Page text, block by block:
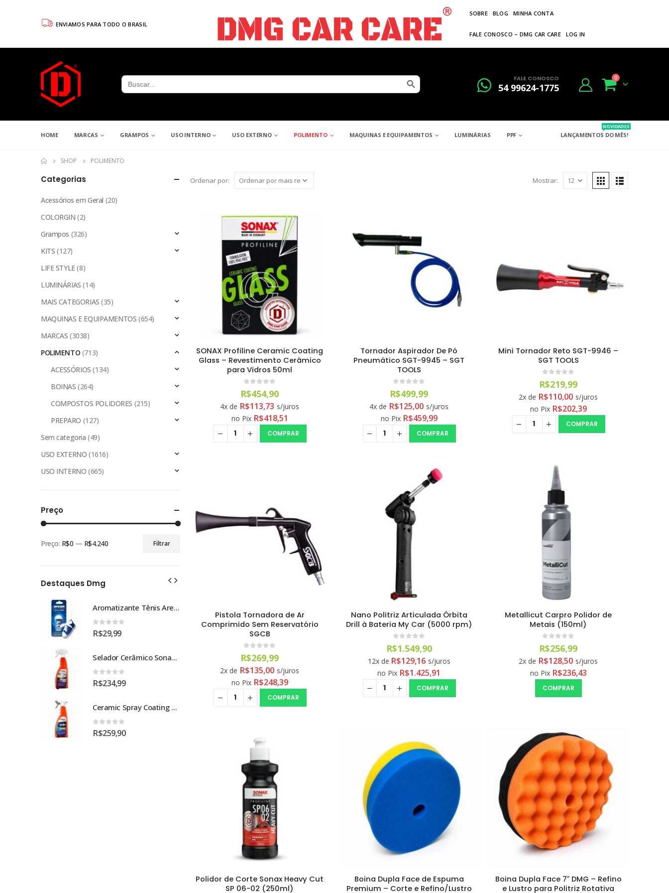
ENVIAMOS PARA TODO O BRASIL
SOBRE BLOG MINHA CONTA
FALE CONOSCO – DMG CAR CARE LOG IN
Search
for:
Search Button FALE CONOSCO
54 99624-1775
0
HOME MARCAS GRAMPOS USO INTERNO USO EXTERNO POLIMENTO MAQUINAS E EQUIPAMENTOS LUMINÁRIAS PPF LANÇAMENTOS DO MÊS!
NOVIDADES
SHOP POLIMENTO
Ordenar por: Mostrar:
SONAX Profiline Ceramic Coating
Glass – Revestimento Cerâmico
para Vidros 50ml
0out of 5
R$454,90
4x de R$113,73 s/juros
no Pix R$418,51
COMPRAR
Tornador Aspirador De Pó
Pneumático SGT-9945 – SGT
TOOLS
0out of 5
R$499,99
4x de R$125,00 s/juros
no Pix R$459,99
COMPRAR
Mini Tornador Reto SGT-9946 –
SGT TOOLS
0out of 5
R$219,99
2x de R$110,00 s/juros
no Pix R$202,39
COMPRAR
Pistola Tornadora de Ar
Comprimido Sem Reservatório
SGCB
0out of 5
R$269,99
2x de R$135,00 s/juros
no Pix R$248,39
COMPRAR
Nano Politriz Articulada Órbita
Drill à Bateria My Car (5000 rpm)
0
R$1.549,90
12x de R$129,16 s/juros
no Pix R$1.425,91
COMPRAR
Metallicut Carpro Polidor de
Metais (150ml)
0out of 5
R$256,99
2x de R$128,50 s/juros
no Pix R$236,43
COMPRAR
Polidor de Corte Sonax Heavy Cut
SP 06-02 (250ml)
Boina Dupla Face de Espuma
Premium – Corte e Refino/Lustro
Boina Dupla Face 7″ DMG – Refino
e Lustro para Politriz Rotativa
Categorias
Acessórios em Geral (20)
COLORGIN (2)
Grampos (326)
KITS (127)
LIFE STYLE(8)
LUMINÁRIAS (14)
MAIS CATEGORIAS (35)
MAQUINAS E EQUIPAMENTOS (654)
MARCAS (3038)
POLIMENTO (713)
ACESSÓRIOS (134)
BOINAS (264)
COMPOSTOS POLIDORES (215)
PREPARO (127)
Sem categoria (49)
USO EXTERNO (1616)
USO INTERNO (665)
Preço
Preço
mínimo
Preço
máximo
Filtrar
Preço: R$0 — R$4.240
Destaques Dmg
Aromatizante Tênis Areon Fresh Wave New Car / Carro Novo
0out of 5
R$29,99
Selador Cerâmico Sonax Xtreme Ceramic Spray + Seal (750ml)
0out of 5
R$234,99
Ceramic Spray Coating Sonax 750ml
0out of 5
R$259,90
out of 5
29,99
0out of 5
R$234,99